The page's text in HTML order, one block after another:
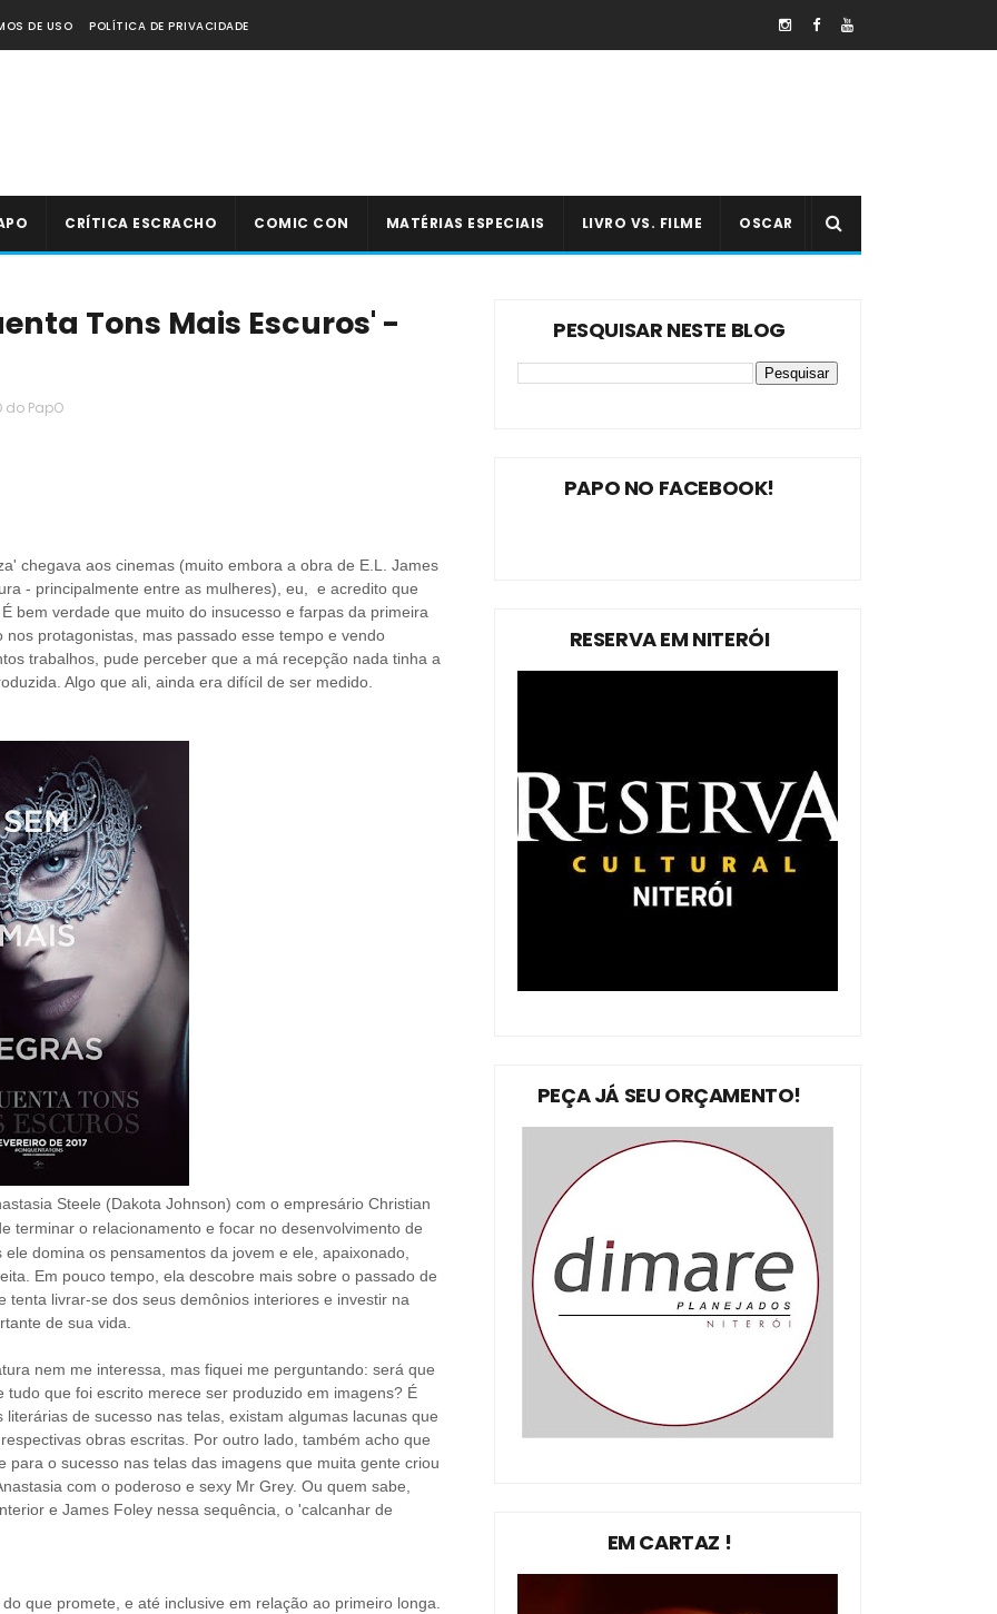
DE USO POLÍTICA DE PRIVACIDADE
CRÍTICA ESCRACHO COMIC CON MATÉRIAS ESPECIAIS LIVRO VS. FILME OSCAR
Tons Mais Escuros' -
do PapO
chegava aos cinemas (muito embora a obra de E.L. James
- principalmente entre as mulheres), eu, e acredito que
bem verdade que muito do insucesso e farpas da primeira
protagonistas, mas passado esse tempo e vendo
trabalhos, pude perceber que a má recepção nada tinha a
Algo que ali, ainda era difícil de ser medido.
Steele (Dakota Johnson) com o empresário Christian
terminar o relacionamento e focar no desenvolvimento de
domina os pensamentos da jovem e ele, apaixonado,
Em pouco tempo, ela descobre mais sobre o passado de
livrar-se dos seus demônios interiores e investir na
de sua vida.
nem me interessa, mas fiquei me perguntando: será que
que foi escrito merece ser produzido em imagens? É
de sucesso nas telas, existam algumas lacunas que
obras escritas. Por outro lado, também acho que
o sucesso nas telas das imagens que muita gente criou
com o poderoso e sexy Mr Grey. Ou quem sabe,
e James Foley nessa sequência, o 'calcanhar de
que promete, e até inclusive em relação ao primeiro longa.
PESQUISAR NESTE BLOG
PAPO NO FACEBOOK!
RESERVA EM NITERÓI
PEÇA JÁ SEU ORÇAMENTO!
EM CARTAZ !